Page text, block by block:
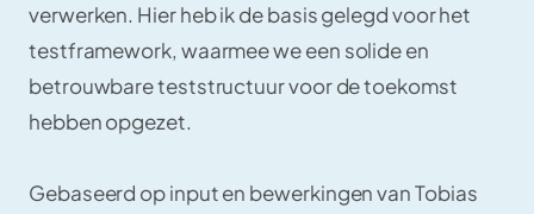
verwerken. Hier heb ik de basis gelegd voor het
testframework, waarmee we een solide en
betrouwbare teststructuur voor de toekomst
hebben opgezet.
Gebaseerd op input en bewerkingen van Tobias